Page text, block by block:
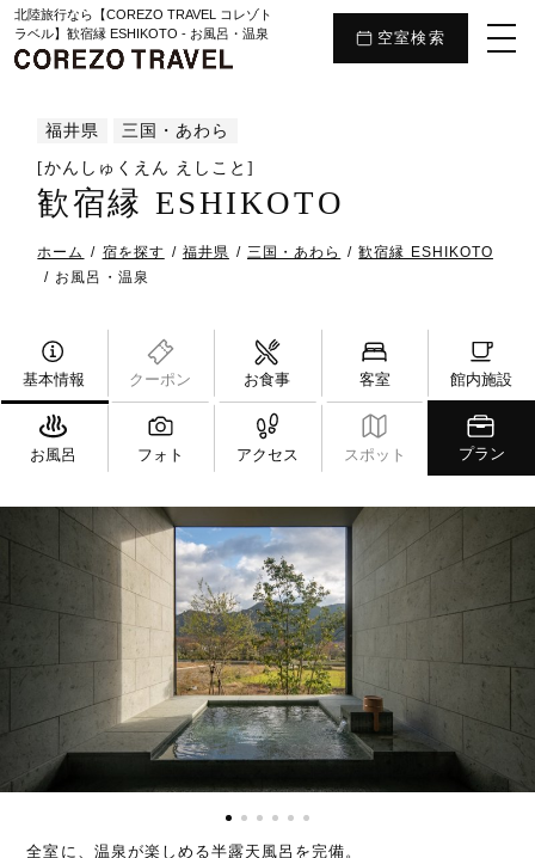
北陸旅行なら【COREZO TRAVEL コレゾト
ラベル】歓宿縁 ESHIKOTO - お風呂・温泉
空室検索
福井県 三国・あわら
[かんしゅくえん えしこと]
歓宿縁 ESHIKOTO
ホーム 宿を探す 福井県 三国・あわら
歓宿縁 ESHIKOTO
お風呂・温泉
基本情報 クーポン お食事 客室 館内施設
お風呂 フォト アクセス スポット プラン
全室に、温泉が楽しめる半露天風呂を完備。